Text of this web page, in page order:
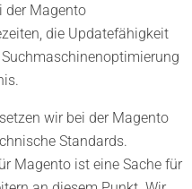
der Magento
die Updatefähigkeit
wir bei der Magento
Standards.
Magento ist eine Sache für